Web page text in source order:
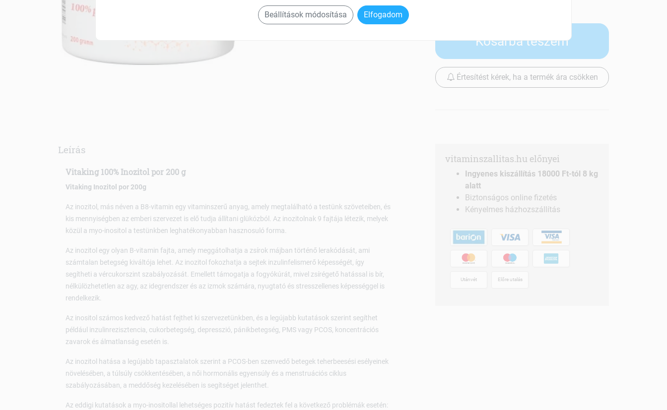
Kosárba teszem
Értesítést kérek, ha a termék ára csökken
Leírás
Vitaking 100% Inozitol por 200 g
Vitaking Inozitol por 200g
Az inozitol, más néven a B8-vitamin egy vitaminszerű anyag, amely megtalálható a testünk szöveteiben, és
kis mennyiségben az emberi szervezet is elő tudja állítani glükózból. Az inozitolnak 9 fajtája létezik, melyek
közül a myo-inositol a testünkben leghatékonyabban hasznosuló forma.
Az inozitol egy olyan B-vitamin fajta, amely meggátolhatja a zsírok májban történő lerakódását, ami
számtalan betegség kiváltója lehet. Az inozitol fokozhatja a sejtek inzulinfelismerő képességét, így
segítheti a vércukorszint szabályozását. Emellett támogatja a fogyókúrát, mivel zsírégető hatással is bír,
nélkülözhetetlen az agy, az idegrendszer és az izmok számára, nyugtató és stresszellenes képességgel is
rendelkezik.
Az inositol számos kedvező hatást fejthet ki szervezetünkben, és a legújabb kutatások szerint segíthet
például inzulinrezisztencia, cukorbetegség, depresszió, pánikbetegség, PMS vagy PCOS, koncentrációs
zavarok és álmatlanság esetén is.
Az inozitol hatása a legújabb tapasztalatok szerint a PCOS-ben szenvedő betegek teherbeesési esélyeinek
növelésében, a túlsúly csökkentésében, a női hormonális egyensúly és a menstruációs ciklus
szabályozásában, a meddőség kezelésében is segítséget jelenthet.
Az eddigi kutatások a myo-inositollal lehetséges pozitív hatást fedeztek fel a következő problémák esetén:
vitaminszallitas.hu előnyei
Ingyenes kiszállítás 18000 Ft-tól 8 kg
alatt
Biztonságos online fizetés
Kényelmes házhozszállítás
Utánvét Előre utalás
Beállítások módosítása Elfogadom